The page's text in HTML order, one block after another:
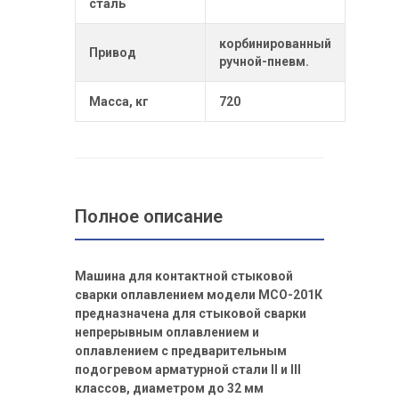
сталь
Привод
корбинированный
ручной-пневм.
Масса, кг 720
Полное описание
Машина для контактной стыковой
сварки оплавлением модели МСО-201К
предназначена для стыковой сварки
непрерывным оплавлением и
оплавлением с предварительным
подогревом арматурной стали II и III
классов, диаметром до 32 мм